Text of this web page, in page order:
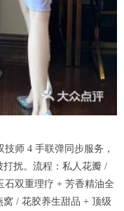
师 4 手联弹同步服务，
扰。流程：私人花瓣 /
双重理疗 + 芳香精油全
/ 花胶养生甜品 + 顶级